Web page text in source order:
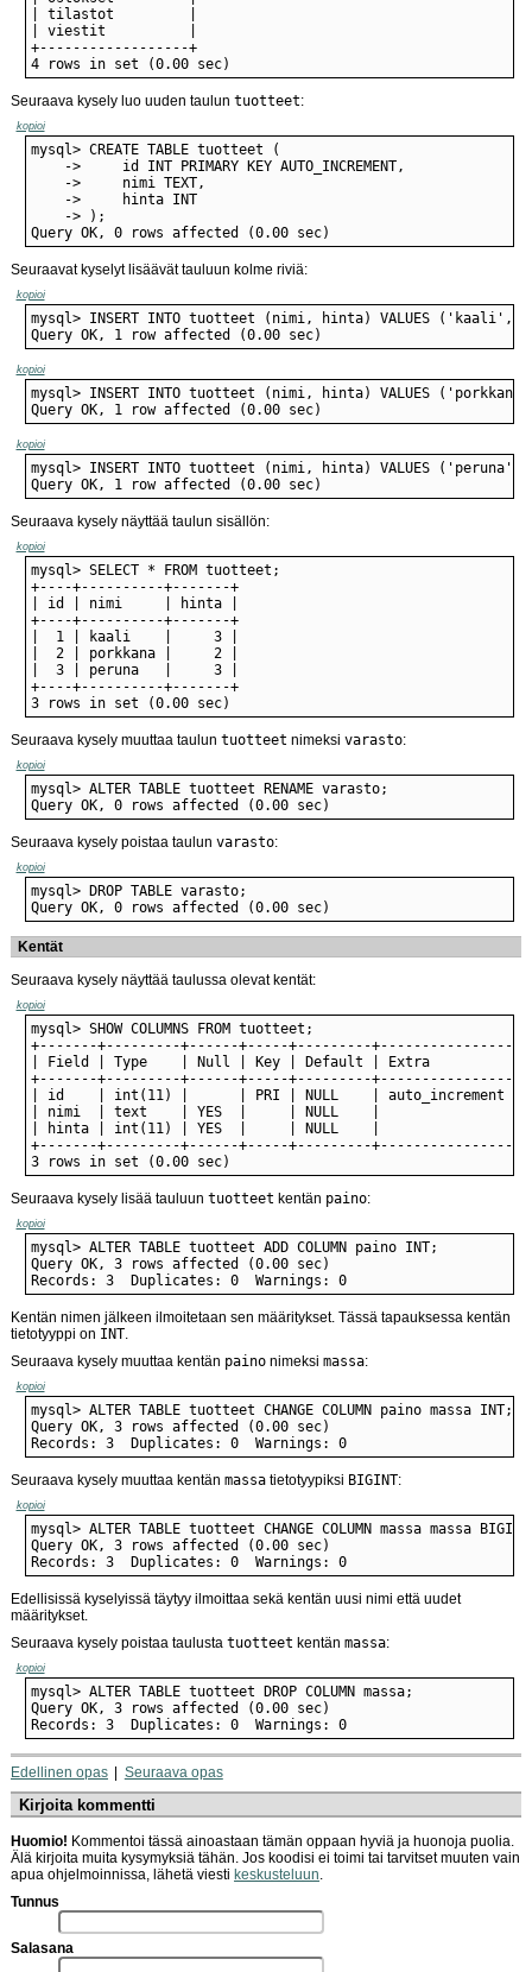
4 rows in set (0.00 sec)
Seuraava kysely luo uuden taulun tuotteet:
kopioi
Query OK, 0 rows affected (0.00 sec)
Seuraavat kyselyt lisäävät tauluun kolme riviä:
kopioi
Query OK, 1 row affected (0.00 sec)
kopioi
Query OK, 1 row affected (0.00 sec)
kopioi
Query OK, 1 row affected (0.00 sec)
Seuraava kysely näyttää taulun sisällön:
kopioi
3 rows in set (0.00 sec)
Seuraava kysely muuttaa taulun tuotteet nimeksi varasto:
kopioi
Query OK, 0 rows affected (0.00 sec)
Seuraava kysely poistaa taulun varasto:
kopioi
Query OK, 0 rows affected (0.00 sec)
Kentät
Seuraava kysely näyttää taulussa olevat kentät:
kopioi
3 rows in set (0.00 sec)
Seuraava kysely lisää tauluun tuotteet kentän paino:
kopioi
Records: 3  Duplicates: 0  Warnings: 0
Kentän nimen jälkeen ilmoitetaan sen määritykset. Tässä tapauksessa kentän
tietotyyppi on INT.
Seuraava kysely muuttaa kentän paino nimeksi massa:
kopioi
Records: 3  Duplicates: 0  Warnings: 0
Seuraava kysely muuttaa kentän massa tietotyypiksi BIGINT:
kopioi
Records: 3  Duplicates: 0  Warnings: 0
Edellisissä kyselyissä täytyy ilmoittaa sekä kentän uusi nimi että uudet
määritykset.
Seuraava kysely poistaa taulusta tuotteet kentän massa:
kopioi
Records: 3  Duplicates: 0  Warnings: 0
Edellinen opas Seuraava opas
Kirjoita kommentti
Huomio! Kommentoi tässä ainoastaan tämän oppaan hyviä ja huonoja puolia.
Älä kirjoita muita kysymyksiä tähän. Jos koodisi ei toimi tai tarvitset muuten vain
apua ohjelmoinnissa, lähetä viesti keskusteluun.
Tunnus
Salasana